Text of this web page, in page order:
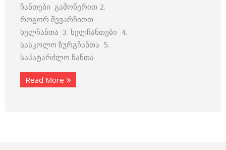
ჩანთები გამოწერით 2.
როგორ შევარჩიოთ
ხელჩანთა 3. ხელჩანთები 4.
სასკოლო ზურგჩანთა 5.
საპატარძლო ჩანთა
Read More